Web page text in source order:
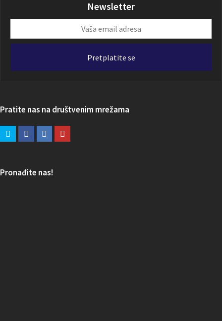
Newsletter
email
Pretplatite se
Pratite nas na društvenim mrežama
Pronađite nas!